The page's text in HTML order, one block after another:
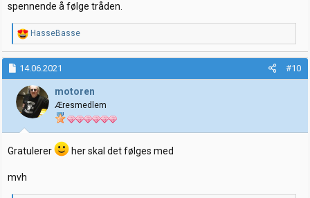
spennende å følge tråden.
R
e
a
k
s
j
o
n
e
r
HasseBasse
14.06.2021 #10
motoren
Æresmedlem
Gratulerer her skal det følges med
mvh